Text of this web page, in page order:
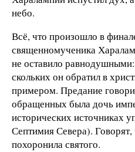
небо.
Всё, что произошло в
священномученика
не оставило
скольких он обратил в
примером. Предание
обращенных была дочь
исторических источниках
Септимия Севера).
похоронила святого.